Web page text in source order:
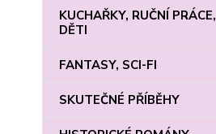
KUCHAŘKY, RUČNÍ PRÁCE,
DĚTI
FANTASY, SCI-FI
SKUTEČNÉ PŘÍBĚHY